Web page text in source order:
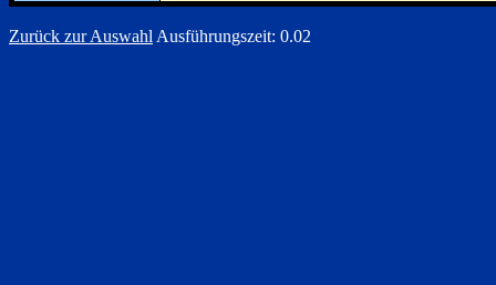
Zurück zur Auswahl Ausführungszeit: 0.02